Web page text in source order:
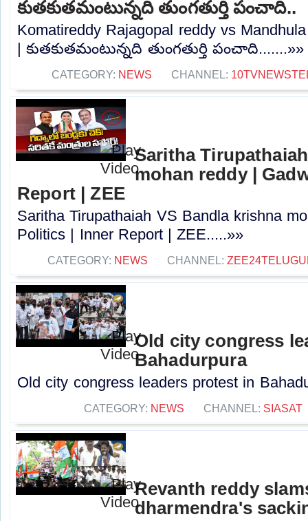
కుతకుతమంటున్నది తుంగతుర్తి పంచాది..
Komatireddy Rajagopal reddy vs
| కుతకుతమంటున్నది తుంగతుర్తి పంచాది.......»»
CATEGORY: NEWS CHANNEL:
Saritha
mohan reddy |
Report | ZEE
Saritha Tirupathaiah VS Bandla krishna
Politics | Inner Report | ZEE.....»»
CATEGORY: NEWS CHANNEL:
Old city congress
Bahadurpura
Old city congress leaders protest in
CATEGORY: NEWS CHANNEL: SIASAT
Revanth reddy
dharmendra's